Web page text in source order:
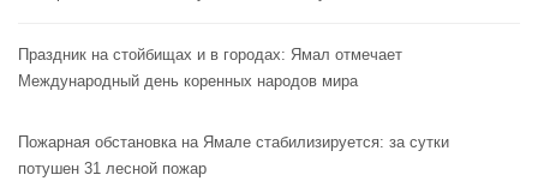
Праздник на стойбищах и в городах: Ямал отмечает
Международный день коренных народов мира
Пожарная обстановка на Ямале стабилизируется: за сутки
потушен 31 лесной пожар